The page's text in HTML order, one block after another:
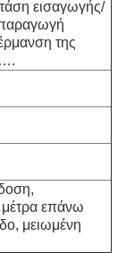
εισαγωγής/
της
επάνω
μειωμένη